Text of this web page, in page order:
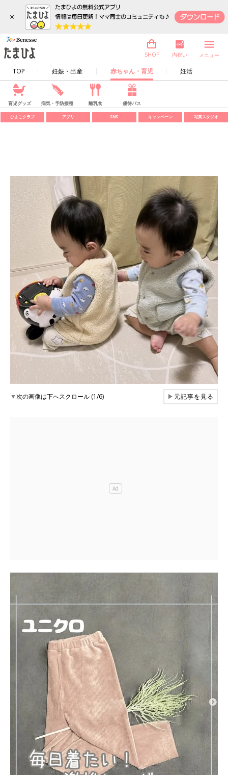
×
TOP 妊娠・出産 赤ちゃん・育児 妊活
SHOP 内祝い メニュー
育児グッズ 病気・予防接種 離乳食 優待パス
ひよこクラブ アプリ SNS キャンペーン 写真スタジオ
▼次の画像は下へスクロール (1/6) ▶元記事を見る